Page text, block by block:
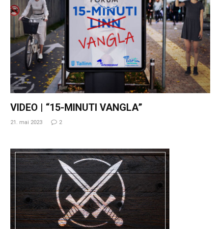
VIDEO | “15-MINUTI VANGLA”
21. mai 2023 2